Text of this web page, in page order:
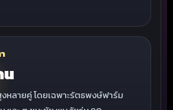
น
หลายคู่ โดยเฉพาะรัตธพงษ์ฟาร์ม